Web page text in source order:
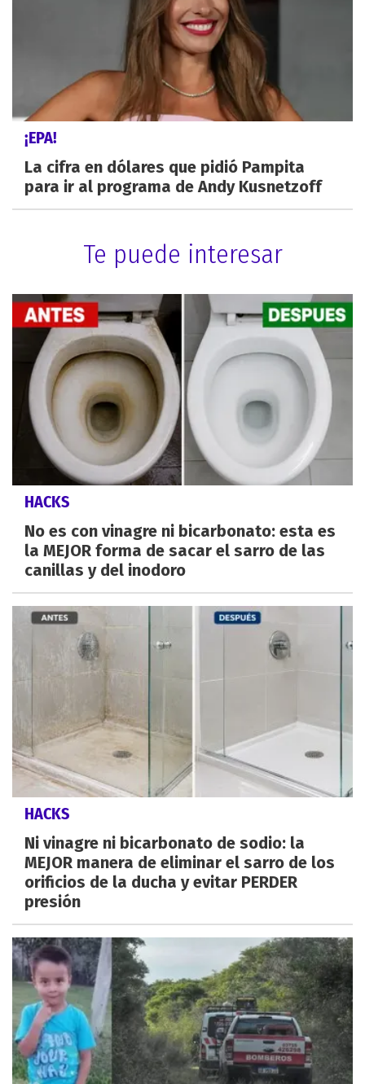
¡EPA!
La cifra en dólares que pidió Pampita
para ir al programa de Andy Kusnetzoff
Te puede interesar
HACKS
No es con vinagre ni bicarbonato: esta es
la MEJOR forma de sacar el sarro de las
canillas y del inodoro
HACKS
Ni vinagre ni bicarbonato de sodio: la
MEJOR manera de eliminar el sarro de los
orificios de la ducha y evitar PERDER
presión